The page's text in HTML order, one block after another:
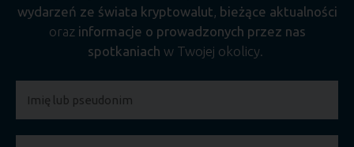
wydarzeń ze świata kryptowalut, bieżące aktualności
oraz informacje o prowadzonych przez nas
spotkaniach w Twojej okolicy.